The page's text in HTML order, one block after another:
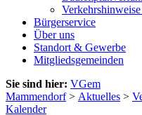
Bürgerservice
Über uns
Standort & Gewerbe
Mitgliedsgemeinden
Sie sind hier: VGem
Mammendorf> Aktuelles >
Kalender